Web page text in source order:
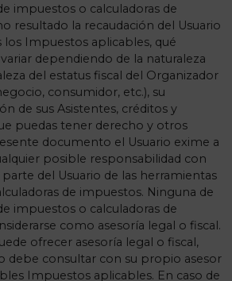
impuestos o calculadoras de
resultado la recaudación del Usuario
Impuestos aplicables, qué
dependiendo de la naturaleza
del estatus fiscal del Organizador
consumidor, etc.), su
de sus Asistentes, créditos y
puedas tener derecho y otros
documento el Usuario exime a
posible responsabilidad con
del Usuario de las herramientas
de impuestos. Ninguna de
impuestos o calculadoras de
como asesoría legal o fiscal.
ofrecer asesoría legal o fiscal,
debe consultar con su propio asesor
Impuestos aplicables. En caso de